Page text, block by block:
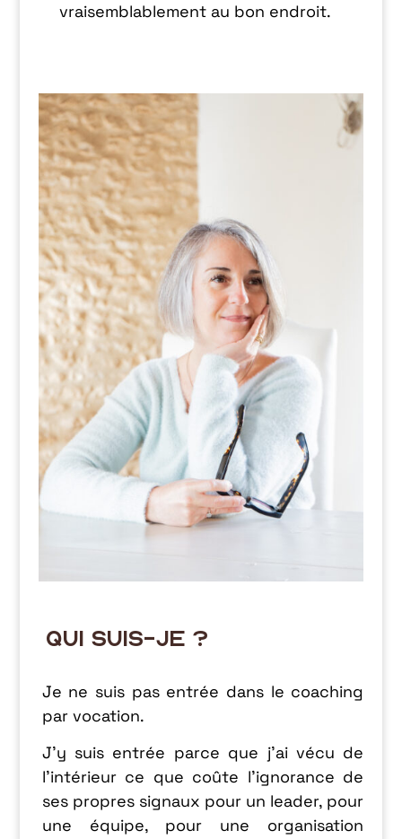
vraisemblablement au bon endroit.
qui suis-je ?
Je ne suis pas entrée dans le coaching
par vocation.
J’y suis entrée parce que j’ai vécu de
l’intérieur ce que coûte l’ignorance de
ses propres signaux pour un leader, pour
une équipe, pour une organisation